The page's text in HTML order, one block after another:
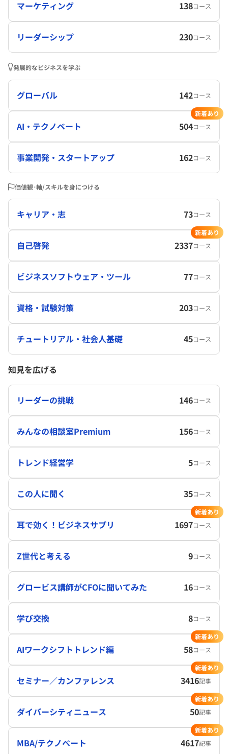
マーケティング 138コース
リーダーシップ 230コース
発展的なビジネスを学ぶ
グローバル 142コース
AI・テクノベート 504コース
新着あり
事業開発・スタートアップ 162コース
価値観･軸/スキルを身につける
キャリア・志 73コース
自己啓発 2337コース
新着あり
ビジネスソフトウェア・ツール 77コース
資格・試験対策 203コース
チュートリアル・社会人基礎 45コース
知見を広げる
リーダーの挑戦 146コース
みんなの相談室Premium 156コース
トレンド経営学 5コース
この人に聞く 35コース
耳で効く！ビジネスサプリ 1697コース
新着あり
Z世代と考える 9コース
グロービス講師がCFOに聞いてみた 16コース
学び交換 8コース
AIワークシフトトレンド編 58コース
新着あり
セミナー／カンファレンス 3416記事
新着あり
ダイバーシティニュース 50記事
新着あり
MBA/テクノベート 4617記事
新着あり